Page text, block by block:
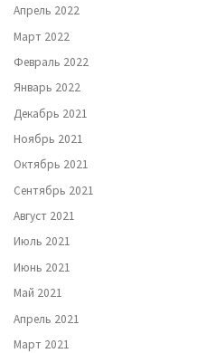
Апрель 2022
Март 2022
Февраль 2022
Январь 2022
Декабрь 2021
Ноябрь 2021
Октябрь 2021
Сентябрь 2021
Август 2021
Июль 2021
Июнь 2021
Май 2021
Апрель 2021
Март 2021